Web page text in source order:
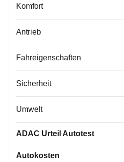
Komfort
Antrieb
Fahreigenschaften
Sicherheit
Umwelt
ADAC Urteil Autotest
Autokosten